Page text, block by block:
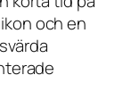
och en